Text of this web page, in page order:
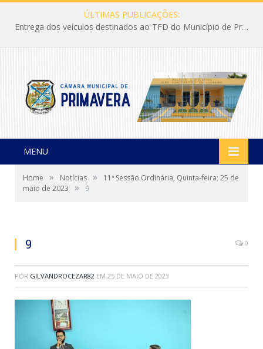
ÚLTIMAS PUBLICAÇÕES:
Entrega dos veículos destinados ao TFD do Município de Primavera
MENU
Home » Notícias »
11ª Sessão Ordinária, Quinta-feira; 25 de
maio de 2023
» 9
9 0
POR GILVANDROCEZAR82 EM 25 DE MAIO DE 2023